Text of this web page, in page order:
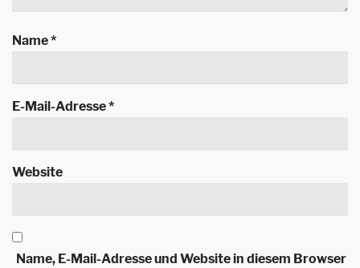
Name*
E-Mail-Adresse*
Website
Name, E-Mail-Adresse und Website in diesem Browser